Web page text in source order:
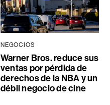
NEGOCIOS
Warner Bros. reduce sus
ventas por pérdida de
derechos de la NBA y un
débil negocio de cine